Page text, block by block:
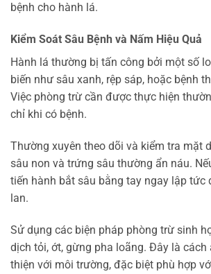
bệnh cho hành lá.
Kiểm Soát Sâu Bệnh và Nấm Hiệu Quả
Hành lá thường bị tấn công bởi một số
biến như sâu xanh, rệp sáp, hoặc bệnh
Việc phòng trừ cần được thực hiện
chỉ khi có bệnh.
Thường xuyên theo dõi và kiểm tra mặt
sâu non và trứng sâu thường ẩn náu.
tiến hành bắt sâu bằng tay ngay lập tức
lan.
Sử dụng các biện pháp phòng trừ sinh
dịch tỏi, ớt, gừng pha loãng. Đây là cách
thiện với môi trường, đặc biệt phù hợp